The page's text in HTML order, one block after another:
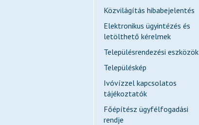
Közvilágítás hibabejelentés
Elektronikus ügyintézés és
letölthető kérelmek
Településrendezési eszközök
Településkép
Ivóvízzel kapcsolatos
tájékoztatók
Főépítész ügyfélfogadási
rendje